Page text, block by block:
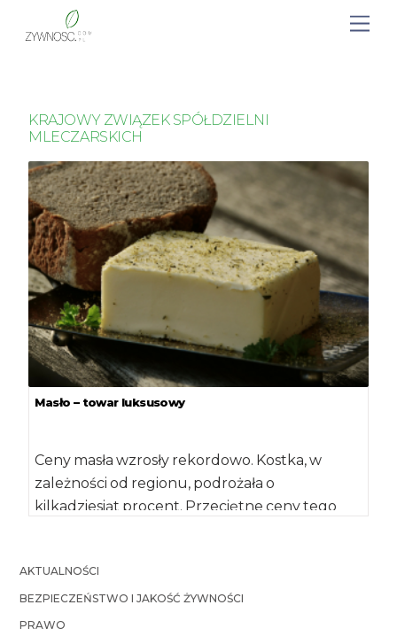
KRAJOWY ZWIĄZEK SPÓŁDZIELNI
MLECZARSKICH
Masło – towar luksusowy
Ceny masła wzrosły rekordowo. Kostka, w
zależności od regionu, podrożała o
kilkadziesiąt procent. Przeciętne ceny tego
AKTUALNOŚCI
BEZPIECZEŃSTWO I JAKOŚĆ ŻYWNOŚCI
PRAWO